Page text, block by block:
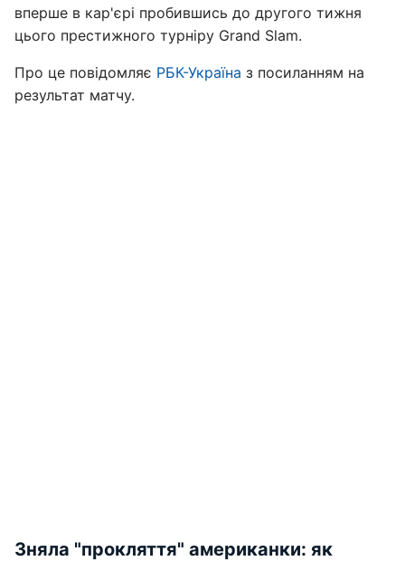
вперше в кар'єрі пробившись до другого тижня
цього престижного турніру Grand Slam.
Про це повідомляє РБК-Україна з посиланням на
результат матчу.
Зняла "прокляття" американки: як